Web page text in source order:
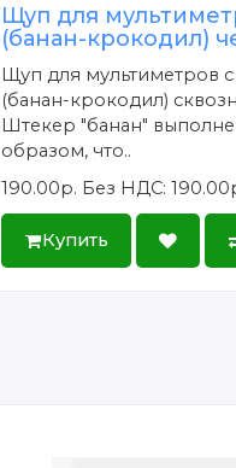
Щуп для
(банан-крокодил)
Щуп для мультиметров
(банан-крокодил)
Штекер "банан"
образом, что..
190.00р. Без НДС:
Купить